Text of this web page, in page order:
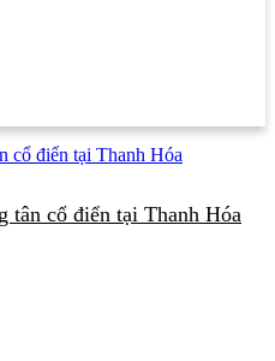
tân cổ điển tại Thanh Hóa